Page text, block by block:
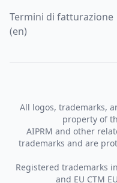
Termini di fatturazione
(en)
All logos, trademarks,
property of
AIPRM and other
trademarks and are
Registered trademarks
and EU CTM